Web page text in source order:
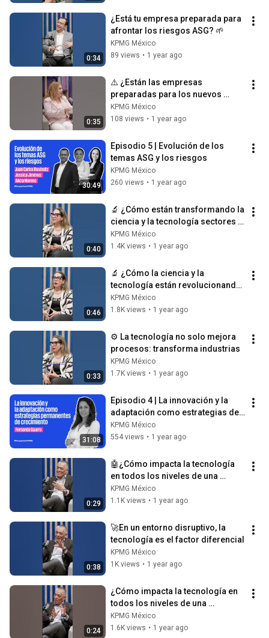
0:34
¿Está tu empresa preparada para
afrontar los riesgos ASG? 🌱
KPMG México
89 views • 1 year ago
0:35
⚠️ ¿Están las empresas
preparadas para los nuevos
riesgos globales?
KPMG México
108 views • 1 year ago
30:49
Episodio 5 | Evolución de los
temas ASG y los riesgos
KPMG México
260 views • 1 year ago
0:40
🔬 ¿Cómo están transformando la
ciencia y la tecnología sectores
clave?
KPMG México
1.4K views • 1 year ago
0:46
🔬 ¿Cómo la ciencia y la
tecnología están revolucionando
industrias clave?
KPMG México
1.8K views • 1 year ago
0:33
⚙️ La tecnología no solo mejora
procesos: transforma industrias
KPMG México
1.7K views • 1 year ago
31:08
Episodio 4 | La innovación y la
adaptación como estrategias de
crecimiento con Fernanda Guarro
KPMG México
554 views • 1 year ago
0:29
🤖¿Cómo impacta la tecnología
en todos los niveles de una
organización?
KPMG México
1.1K views • 1 year ago
0:38
🚀En un entorno disruptivo, la
tecnología es el factor diferencial
KPMG México
1K views • 1 year ago
0:24
¿Cómo impacta la tecnología en
todos los niveles de una
organización?
KPMG México
1.6K views • 1 year ago